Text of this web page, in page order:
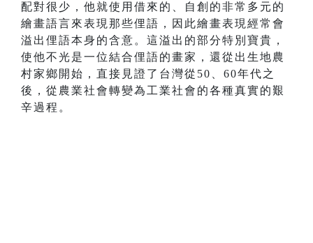
配對很少，他就使用借來的、自創的非常多元的
繪畫語言來表現那些俚語，因此繪畫表現經常會
溢出俚語本身的含意。這溢出的部分特別寶貴，
使他不光是一位結合俚語的畫家，還從出生地農
村家鄉開始，直接見證了台灣從50、60年代之
後，從農業社會轉變為工業社會的各種真實的艱
辛過程。